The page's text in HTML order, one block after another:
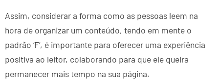
Assim, considerar a forma como as pessoas leem na
hora de organizar um conteúdo, tendo em mente o
padrão ‘F’, é importante para oferecer uma experiência
positiva ao leitor, colaborando para que ele queira
permanecer mais tempo na sua página.